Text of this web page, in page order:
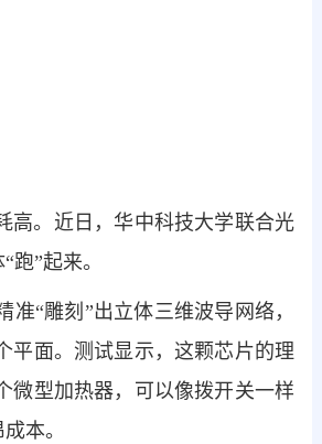
高。近日，华中科技大学联合光
”起来。
“雕刻”出立体三维波导网络，
平面。测试显示，这颗芯片的理
微型加热器，可以像拨开关一样
本。